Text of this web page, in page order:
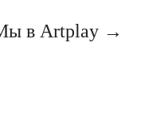
в Artplay →